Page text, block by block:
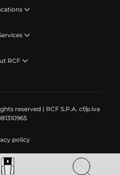
RCF
reserved | RCF S.P.A. cf/p.iva
policy